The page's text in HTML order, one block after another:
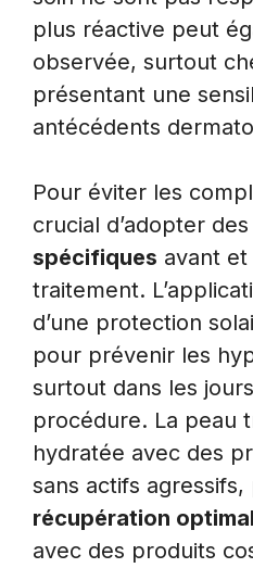
plus réactive peut
observée, surtout
présentant une
antécédents
Pour éviter les
crucial d’adopter des
spécifiques avant
traitement.
d’une protection
pour prévenir les
surtout dans les
procédure. La peau
hydratée avec des
sans actifs
récupération
avec des produits